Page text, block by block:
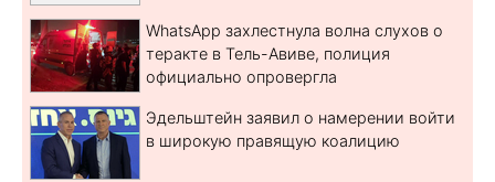
WhatsApp захлестнула волна слухов о
теракте в Тель-Авиве, полиция
официально опровергла
Эдельштейн заявил о намерении войти
в широкую правящую коалицию